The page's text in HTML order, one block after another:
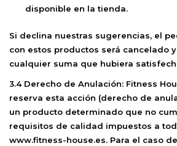
disponible en la tienda.
Si declina nuestras sugerencias, el
con estos productos será cancelado
cualquier suma que hubiera
3.4 Derecho de Anulación: Fitness
reserva esta acción (derecho de
un producto determinado que no
requisitos de calidad impuestos a
www.fitness-house.es. Para el caso